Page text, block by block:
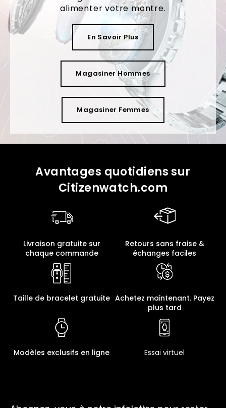
alimenter votre montre.
En Savoir Plus
Magasiner Hommes
Magasiner Femmes
Avantages quotidiens sur
Citizenwatch.com
Livraison gratuite sur
chaque commande
Retours sans fraise &
échanges faciles
Taille de bracelet gratuite Achetez maintenant. Payez
plus tard
Modèles exclusifs en ligne Essai virtuel